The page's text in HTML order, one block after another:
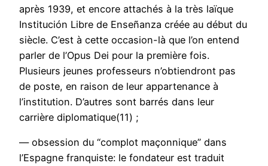
après 1939, et encore attachés à la très laïque
Institución Libre de Enseñanza créée au début du
siècle. C’est à cette occasion-là que l’on entend
parler de l’Opus Dei pour la première fois.
Plusieurs jeunes professeurs n’obtiendront pas
de poste, en raison de leur appartenance à
l’institution. D’autres sont barrés dans leur
carrière diplomatique(11) ;
— obsession du “complot maçonnique” dans
l’Espagne franquiste: le fondateur est traduit